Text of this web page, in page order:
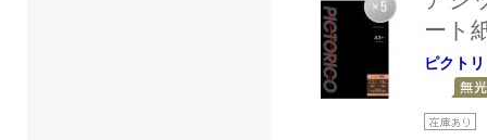
ート
ピクト